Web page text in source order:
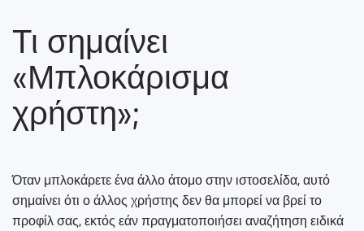
Πώς μπορώ να αλλάξω την τοποθεσία μου και πώς
λειτουργεί αυτό;
Τι σημαίνει «Μπλοκάρισμα χρήστη»;
Πώς μπορώ να ξεμπλοκάρω κάποιον;
Έχω πρόβλημα με την ιστοσελίδα. Τί να κάνω;
Τι σημαίνει
«Μπλοκάρισμα
χρήστη»;
Όταν μπλοκάρετε ένα άλλο άτομο στην ιστοσελίδα, αυτό
σημαίνει ότι ο άλλος χρήστης δεν θα μπορεί να βρεί το
προφίλ σας, εκτός εάν πραγματοποιήσει αναζήτηση ειδικά